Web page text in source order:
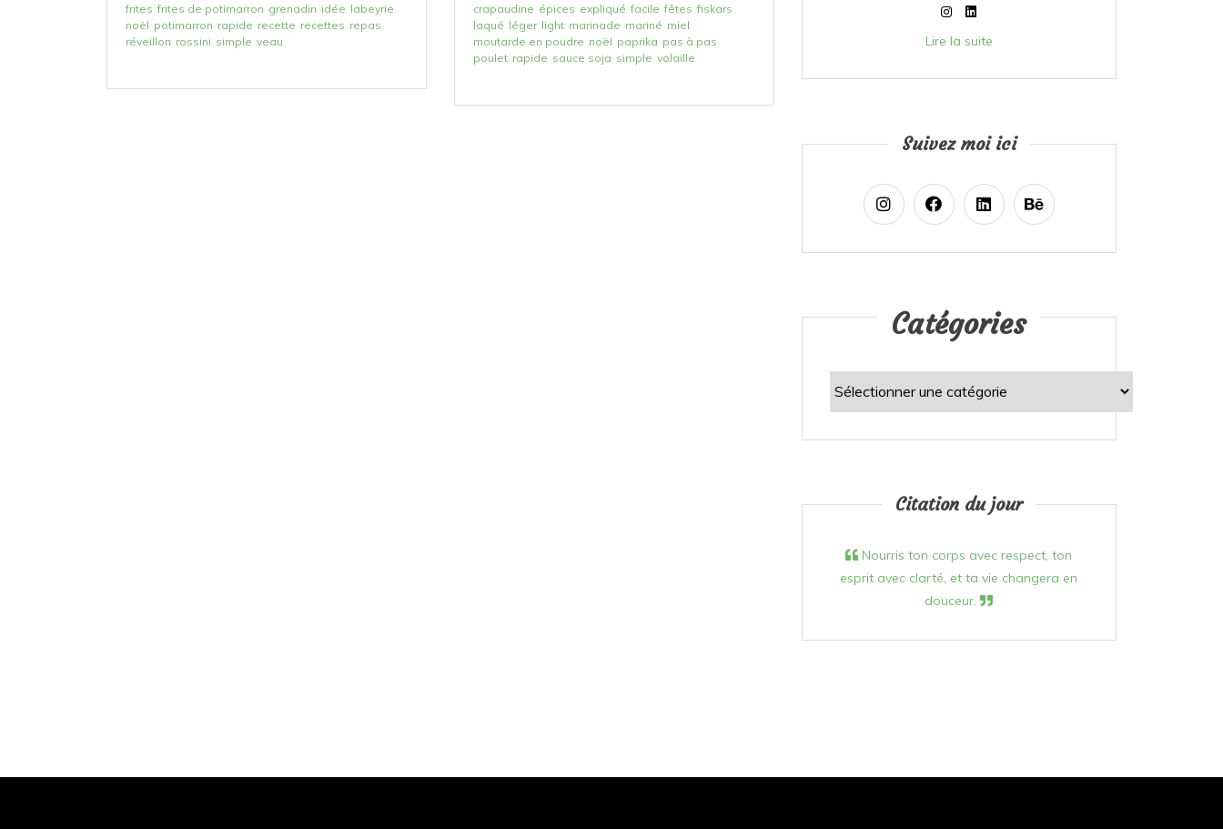
frites frites de potimarron grenadin idée labeyrie
noël potimarron rapide recette recettes repas
réveillon rossini simple veau
crapaudine épices expliqué facile fêtes fiskars
laqué léger light marinade mariné miel
moutarde en poudre noël paprika pas à pas
poulet rapide sauce soja simple volaille
Lire la suite
Suivez moi ici
Catégories
Citation du jour
Nourris ton corps avec respect, ton
esprit avec clarté, et ta vie changera en
douceur.